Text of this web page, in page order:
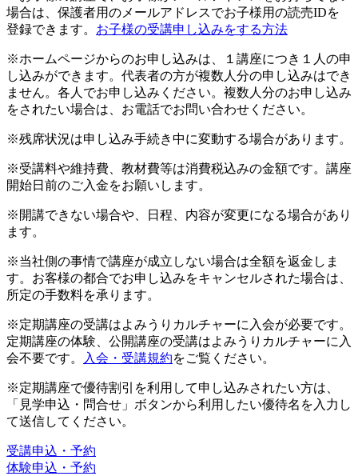
場合は、保護者用のメールアドレスでお子様用の読売IDを
登録できます。 お子様の受講申し込みをする方法
※ホームページからのお申し込みは、１講座につき１人の申
し込みができます。代表者の方が複数人分の申し込みはでき
ません。各人でお申し込みください。複数人分のお申し込み
をされたい場合は、お電話でお問い合わせください。
※残席状況は申し込み手続き中に変動する場合があります。
※受講料や維持費、教材費等は消費税込みの金額です。講座
開始日前のご入金をお願いします。
※開講できない場合や、日程、内容が変更になる場合があり
ます。
※当社側の事情で講座が成立しない場合は全額を返金しま
す。お客様の都合でお申し込みをキャンセルされた場合は、
所定の手数料を承ります。
※定期講座の受講はよみうりカルチャーに入会が必要です。
定期講座の体験、公開講座の受講はよみうりカルチャーに入
会不要です。
入会・受講規約をご覧ください。
※定期講座で優待割引を利用して申し込みされたい方は、
「見学申込・問合せ」ボタンから利用したい優待名を入力し
て送信してください。
受講申込・予約
体験申込・予約